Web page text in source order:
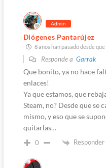
Admin
Diógenes Pantarújez
8 años han pasado desde
Responde a Garrak
Que bonito, ya no hace
enlaces!
Ya que estamos, que
Steam, no? Desde que se
mismo, y eso que se
quitarlas…
0 Responder